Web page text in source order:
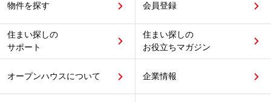
物件を探す 会員登録
住まい探しの
サポート
住まい探しの
お役立ちマガジン
オープンハウスについて 企業情報